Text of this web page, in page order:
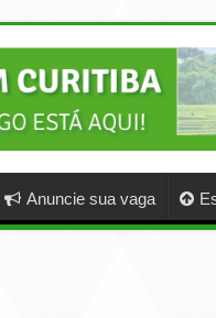
Anuncie sua vaga